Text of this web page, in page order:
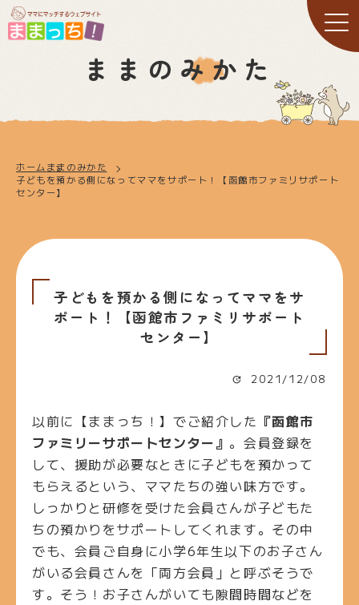
ままのみかた
ホーム ままのみかた
子どもを預かる側になってママをサポート！【函館市ファミリサポート
センター】
子どもを預かる側になってママをサ
ポート！【函館市ファミリサポート
センター】
2021/12/08
以前に【ままっち！】でご紹介した 『函館市
ファミリーサポートセンター』 。会員登録を
して、援助が必要なときに子どもを預かって
もらえるという、ママたちの強い味方です。
しっかりと研修を受けた会員さんが子どもた
ちの預かりをサポートしてくれます。その中
でも、会員ご自身に小学6年生以下のお子さん
がいる会員さんを「両方会員」と呼ぶそうで
す。そう！お子さんがいても隙間時間などを